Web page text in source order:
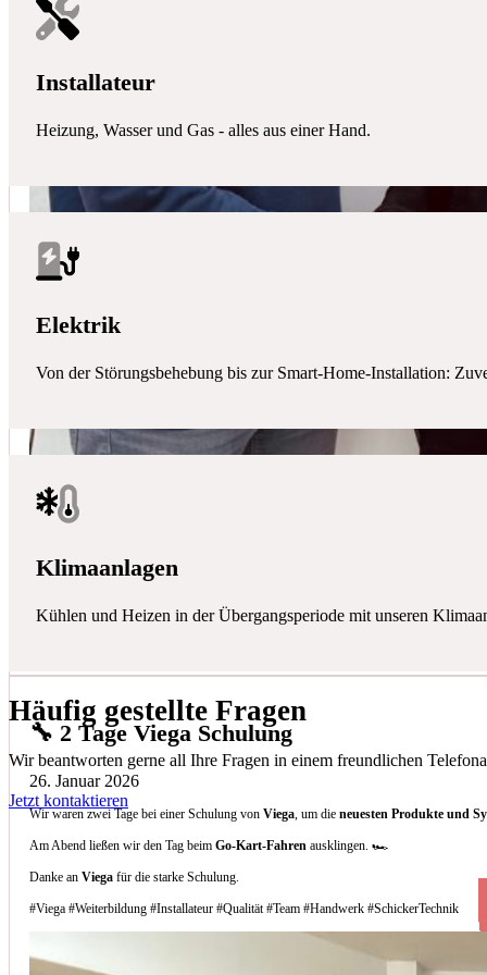
🔧 2 Tage Viega Schulung
26. Januar 2026
Wir waren zwei Tage bei einer Schulung vonViega, um dieneuesten Produkte und
Am Abend ließen wir den Tag beimGo-Kart-Fahren ausklingen. 🏎️
Danke anViega für die starke Schulung.
#Viega #Weiterbildung #Installateur #Qualität #Team #Handwerk #SchickerTechnik
Installateur
Heizung, Wasser und Gas - alles aus einer Hand.
Elektrik
Von der Störungsbehebung bis zur Smart-Home-Installation:
Klimaanlagen
Kühlen und Heizen in der Übergangsperiode mit unseren
Häufig gestellte Fragen
Wir beantworten gerne all Ihre Fragen in einem freundlichen
Jetzt kontaktieren
Welche Arten von Klimaanlagen installieren